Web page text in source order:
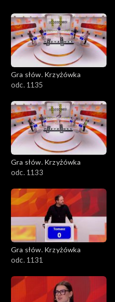
Gra słów. Krzyżówka
odc. 1135
Gra słów. Krzyżówka
odc. 1133
Gra słów. Krzyżówka
odc. 1131